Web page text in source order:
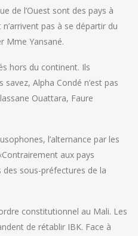
de l’Ouest sont des pays à
pas à se départir du
Mme Yansané.
hors du continent. Ils
Alpha Condé n’est pas
Ouattara, Faure
l’alternance par les
aux pays
sous-préfectures de la
constitutionnel au Mali. Les
de rétablir IBK. Face à